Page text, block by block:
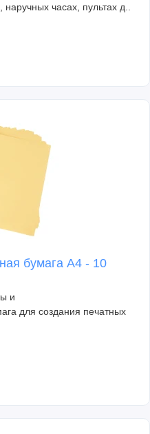
часах, пультах д..
бумага А4 - 10
и
для создания печатных